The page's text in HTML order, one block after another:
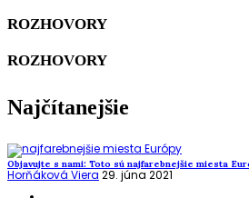
ROZHOVORY
ROZHOVORY
Najčítanejšie
Objavujte s nami: Toto sú najfarebnejšie miesta
Horňáková Viera 29. júna 2021